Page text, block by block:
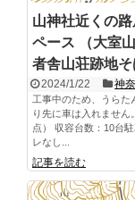
山神社近くの
ペース （大室
者舎山荘跡地そ
2024/1/22 神奈
工事中のため、うらた
り先に車は入れません
点） 収容台数：10台
レなし...
記事を読む